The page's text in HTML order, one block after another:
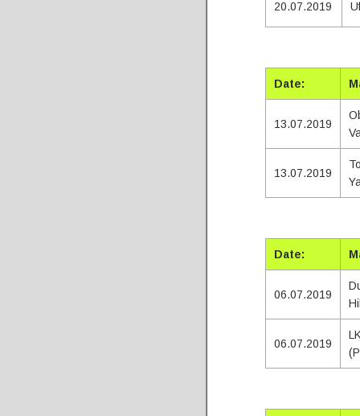
20.07.2019
Date:
13.07.2019
13.07.2019
Date:
06.07.2019
06.07.2019